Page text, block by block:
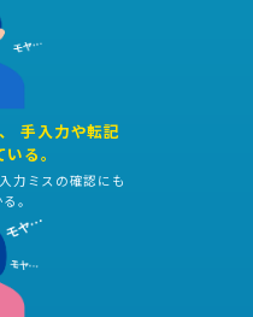
手入力や転記
る。
力ミスの確認にも
。